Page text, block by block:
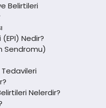
Belirtileri
Nedir?
Sendromu)
Tedavileri
Nelerdir?